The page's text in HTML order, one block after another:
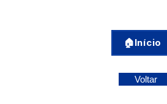
🏠Início
Voltar